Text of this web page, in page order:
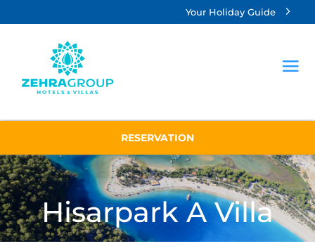
Your Holiday Guide
RESERVATION
Hisarpark A Villa